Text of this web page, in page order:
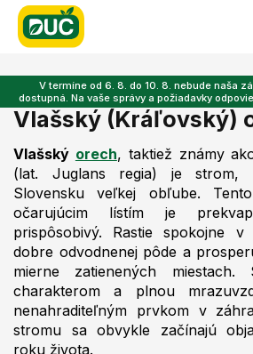
Prejsť
obsah
V termíne od 6. 8. do 10. 8. nebude naša
dostupná. Na vaše správy a požiadavky
Vlašský (Kráľovský)
Vlašský orech, taktiež známy
(lat. Juglans regia) je strom,
Slovensku veľkej obľube.
očarujúcim lístím je
prispôsobivý. Rastie spokojne v
dobre odvodnenej pôde a
mierne zatienených miestach.
charakterom a plnou
nenahraditeľným prvkom v
stromu sa obvykle začínajú
roku života.